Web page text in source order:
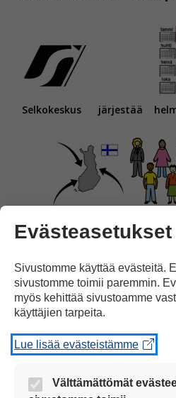
Selkokeskus järjestää
vanhuksille
Evästeasetukset
Sivustomme käyttää evästeitä.
sivustomme toimii paremmin.
myös kehittää sivustoamme
käyttäjien tarpeita.
Lue lisää evästeistämme
Välttämättömät